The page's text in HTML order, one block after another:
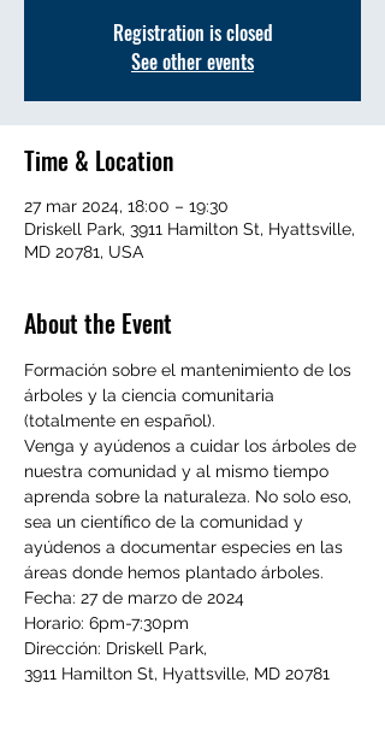
Registration is closed
See other events
Time & Location
27 mar 2024, 18:00 – 19:30
Driskell Park, 3911 Hamilton St, Hyattsville,
MD 20781, USA
About the Event
Formación sobre el mantenimiento de los
árboles y la ciencia comunitaria
(totalmente en español).
Venga y ayúdenos a cuidar los árboles de
nuestra comunidad y al mismo tiempo
aprenda sobre la naturaleza. No solo eso,
sea un científico de la comunidad y
ayúdenos a documentar especies en las
áreas donde hemos plantado árboles.
Fecha: 27 de marzo de 2024
Horario: 6pm-7:30pm
Dirección: Driskell Park,
3911 Hamilton St, Hyattsville, MD 20781